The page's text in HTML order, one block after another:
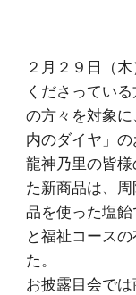
２月２９日（
くださってい
の方々を対象
内のダイヤ」の
龍神乃里の皆
た新商品は、
品を使った塩
と福祉コース
た。
お披露目会で